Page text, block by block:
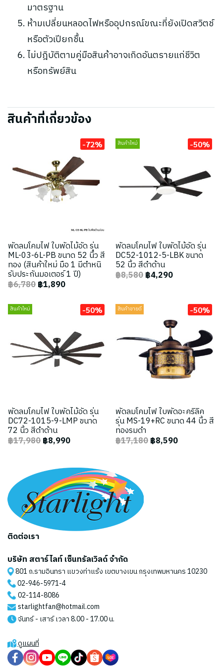
มาตรฐาน
ห้ามเปลี่ยนหลอดไฟหรืออุปกรณ์ขณะที่ยังเปิดสวิตช์
หรือตัวเปียกชื้น
ไม่ปฎิบัติตามคู่มือสินค้าอาจเกิดอันตรายแก่ชีวิต
หรือทรัพย์สิน
สินค้าที่เกี่ยวข้อง
-72%
พัดลมโคมไฟ ใบพัดไม้อัด รุ่น
ML-03-6L-PB ขนาด 52 นิ้ว สี
ทอง (สินค้าใหม่ มือ 1 มีตำหนิ
รับประกันมอเตอร์ 1 ปี)
฿6,780฿1,890
สินค้าใหม่ -50%
พัดลมโคมไฟ ใบพัดไม้อัด รุ่น
DC52-1012-5-LBK ขนาด
52 นิ้ว สีดำด้าน
฿8,580฿4,290
สินค้าใหม่ -50%
พัดลมโคมไฟ ใบพัดไม้อัด รุ่น
DC72-1015-9-LMP ขนาด
72 นิ้ว สีดำด้าน
฿17,980฿8,990
สินค้าขายดี -50%
พัดลมโคมไฟ ใบพัดอะคริลิค
รุ่น MS-19+RC ขนาด 44 นิ้ว สี
ทองรมดำ
฿17,180฿8,590
ติดต่อเรา
บริษัท สตาร์ไลท์ เซ็นทรัลเวิลด์ จำกัด
801 ถ.รามอินทรา แขวงท่าแร้ง เขตบางเขน กรุงเทพมหานคร 10230
02-946-5971-4
02-114-8086
starlightfan@hotmail.com
จันทร์ - เสาร์ เวลา 8.00 - 17.00 น.
ดูแผนที่